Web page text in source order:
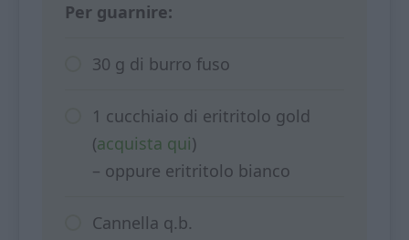
Per guarnire:
30 g di burro fuso
1 cucchiaio di eritritolo gold
(acquista qui)
– oppure eritritolo bianco
Cannella q.b.